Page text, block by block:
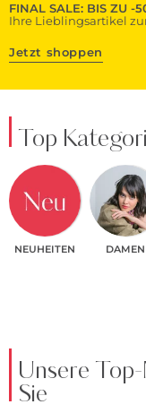
FINAL SALE: BIS ZU -
Ihre Lieblingsartikel
Jetzt shoppen
Top
NEUHEITEN DAMEN
Unsere
Sie